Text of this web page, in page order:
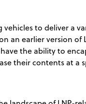
to deliver a
an earlier version of
the ability to
their contents at a